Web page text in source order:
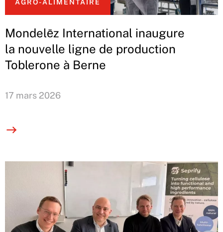
AGRO-ALIMENTAIRE
Mondelēz International inaugure
la nouvelle ligne de production
Toblerone à Berne
17 mars 2026